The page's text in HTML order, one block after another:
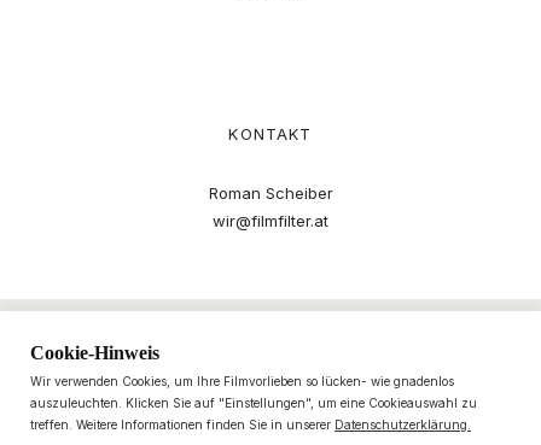
KONTAKT
Roman Scheiber
wir@filmfilter.at
Cookie-Hinweis
Wir verwenden Cookies, um Ihre Filmvorlieben so lücken- wie gnadenlos
auszuleuchten. Klicken Sie auf "Einstellungen", um eine Cookieauswahl zu
treffen. Weitere Informationen finden Sie in unserer Datenschutzerklärung.